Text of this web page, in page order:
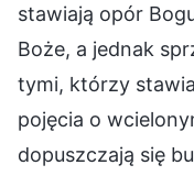
stawiają opór
Boże, a jednak
tymi, którzy
pojęcia o
dopuszczają się